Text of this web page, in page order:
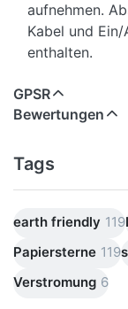
aufnehmen.
Kabel und
enthalten.
GPSR
Bewertungen
Tags
earth friendly 119
Papiersterne 119
Verstromung 6